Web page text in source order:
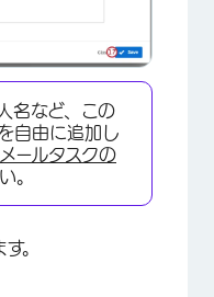
名など、この
自由に追加し
メールタスクの
。
。